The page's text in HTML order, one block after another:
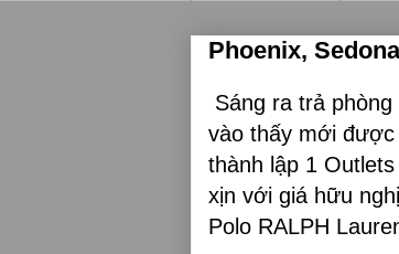
Phoenix,
Sáng ra trả
vào thấy mới
thành lập 1
xịn với giá hữu
Polo RALPH